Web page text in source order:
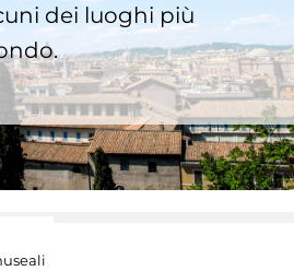
dei luoghi più